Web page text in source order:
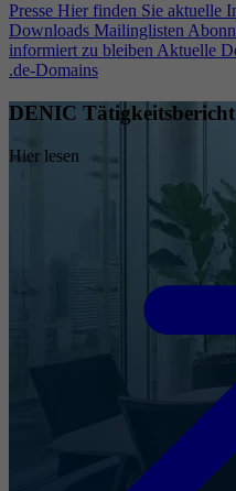
Presse Hier finden Sie aktuelle
Downloads Mailinglisten
informiert zu bleiben Aktuelle
.de-Domains
DENIC
Hier lesen